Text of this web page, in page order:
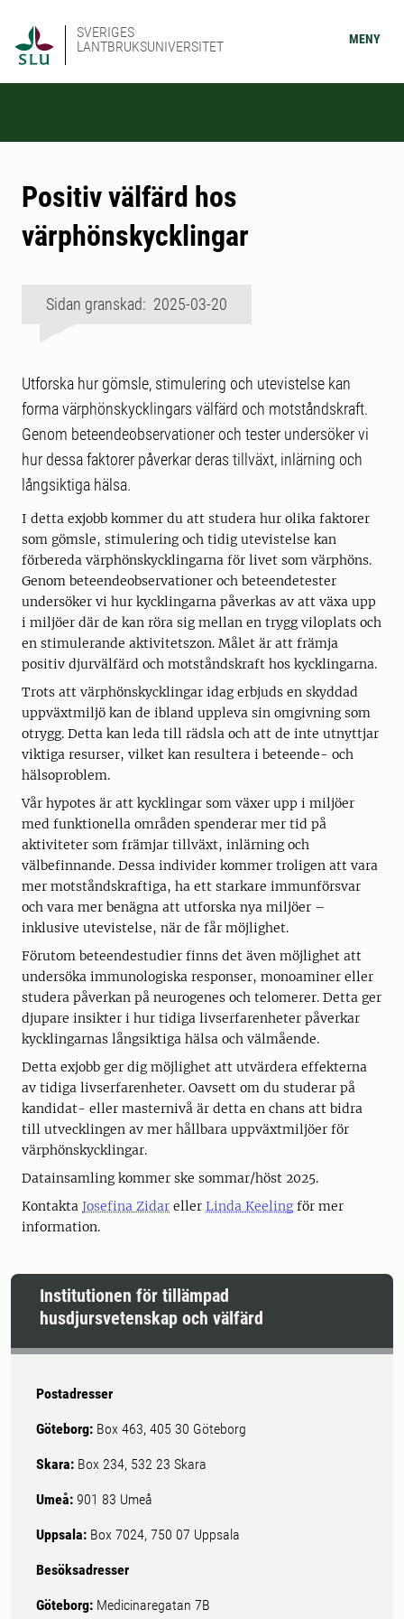
SVERIGES
LANTBRUKSUNIVERSITET
MENY
Positiv välfärd hos
värphönskycklingar
Sidan granskad: 2025-03-20
Utforska hur gömsle, stimulering och utevistelse kan
forma värphönskycklingars välfärd och motståndskraft.
Genom beteendeobservationer och tester undersöker vi
hur dessa faktorer påverkar deras tillväxt, inlärning och
långsiktiga hälsa.
I detta exjobb kommer du att studera hur olika faktorer
som gömsle, stimulering och tidig utevistelse kan
förbereda värphönskycklingarna för livet som värphöns.
Genom beteendeobservationer och beteendetester
undersöker vi hur kycklingarna påverkas av att växa upp
i miljöer där de kan röra sig mellan en trygg viloplats och
en stimulerande aktivitetszon. Målet är att främja
positiv djurvälfärd och motståndskraft hos kycklingarna.
Trots att värphönskycklingar idag erbjuds en skyddad
uppväxtmiljö kan de ibland uppleva sin omgivning som
otrygg. Detta kan leda till rädsla och att de inte utnyttjar
viktiga resurser, vilket kan resultera i beteende- och
hälsoproblem.
Vår hypotes är att kycklingar som växer upp i miljöer
med funktionella områden spenderar mer tid på
aktiviteter som främjar tillväxt, inlärning och
välbefinnande. Dessa individer kommer troligen att vara
mer motståndskraftiga, ha ett starkare immunförsvar
och vara mer benägna att utforska nya miljöer –
inklusive utevistelse, när de får möjlighet.
Förutom beteendestudier finns det även möjlighet att
undersöka immunologiska responser, monoaminer eller
studera påverkan på neurogenes och telomerer. Detta ger
djupare insikter i hur tidiga livserfarenheter påverkar
kycklingarnas långsiktiga hälsa och välmående.
Detta exjobb ger dig möjlighet att utvärdera effekterna
av tidiga livserfarenheter. Oavsett om du studerar på
kandidat- eller masternivå är detta en chans att bidra
till utvecklingen av mer hållbara uppväxtmiljöer för
värphönskycklingar.
Datainsamling kommer ske sommar/höst 2025.
Kontakta Josefina Zidar eller Linda Keelingför mer
information.
Institutionen för tillämpad
husdjursvetenskap och välfärd
Postadresser
Göteborg: Box 463, 405 30 Göteborg
Skara: Box 234, 532 23 Skara
Umeå: 901 83 Umeå
Uppsala: Box 7024, 750 07 Uppsala
Besöksadresser
Göteborg: Medicinaregatan 7B